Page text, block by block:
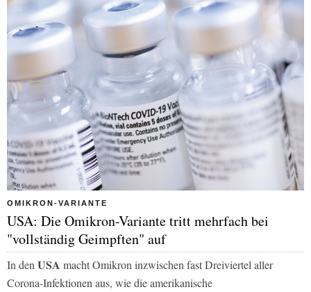
OMIKRON-VARIANTE
USA: Die Omikron-Variante tritt mehrfach bei
"vollständig Geimpften" auf
In den USA macht Omikron inzwischen fast Dreiviertel aller
Corona-Infektionen aus, wie die amerikanische